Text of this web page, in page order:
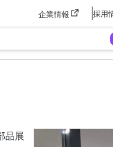
企業情報 採用
品展